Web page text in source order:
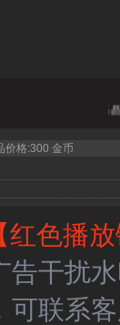
我们的田野 伴奏 高品
价格:300 金币
红色播
干扰
联系